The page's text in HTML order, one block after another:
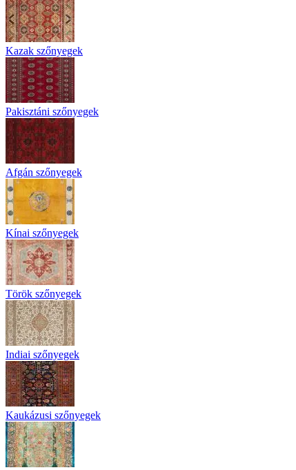
Kazak szőnyegek
Pakisztáni szőnyegek
Afgán szőnyegek
Kínai szőnyegek
Török szőnyegek
Indiai szőnyegek
Kaukázusi szőnyegek